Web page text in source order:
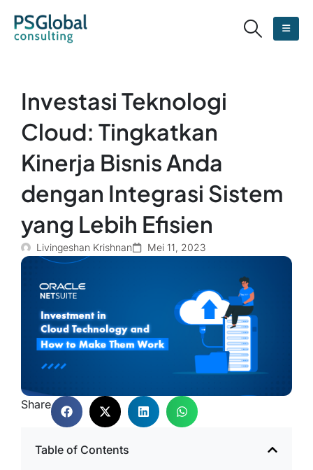
Investasi Teknologi
Cloud: Tingkatkan
Kinerja Bisnis Anda
dengan Integrasi Sistem
yang Lebih Efisien
Livingeshan Krishnan Mei 11, 2023
Share
Table of Contents